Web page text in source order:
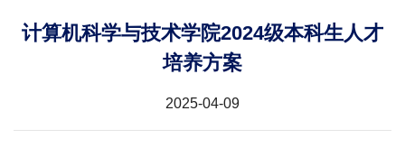
计算机科学与技术学院2024级本科生人才
培养方案
2025-04-09